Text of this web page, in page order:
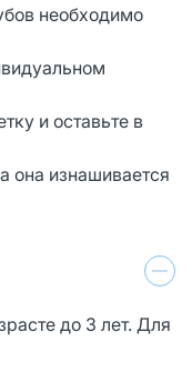
необходимо
и оставьте в
она изнашивается
до 3 лет. Для